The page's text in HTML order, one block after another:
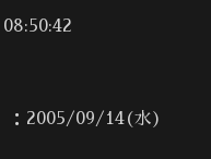
：2005/09/14(水)